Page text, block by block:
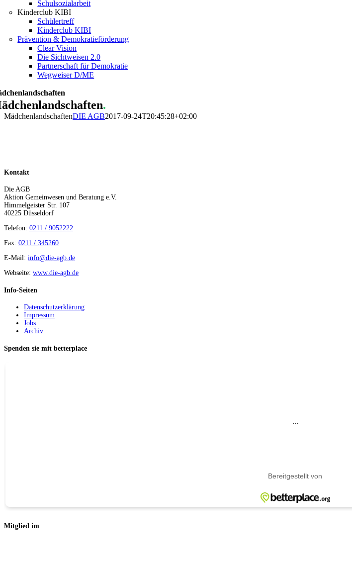
Schulsozialarbeit
Kinderclub KIBI
Schülertreff
Kinderclub KIBI
Prävention & Demokratieförderung
Clear Vision
Die Sichtweisen 2.0
Partnerschaft für Demokratie
Wegweiser D/ME
.
MädchenlandschaftenDIE AGB2017-09-24T20:45:28+02:00
Kontakt
Die AGB
Aktion Gemeinwesen und Beratung e.V.
Himmelgeister Str. 107
40225 Düsseldorf
Telefon: 0211 / 9052222
Fax: 0211 / 345260
E-Mail: info@die-agb.de
Webseite: www.die-agb.de
Info-Seiten
Datenschutzerklärung
Impressum
Jobs
Archiv
Spenden sie mit betterplace
Mitglied im